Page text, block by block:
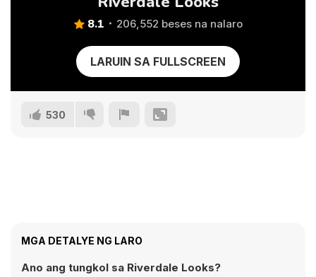
8.1 206,552 beses na nalaro
LARUIN SA FULLSCREEN
530
MGA DETALYE NG LARO
Ano ang tungkol sa Riverdale Looks?